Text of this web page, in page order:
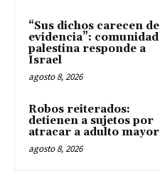
“Sus dichos carecen de
evidencia”: comunidad
palestina responde a
Israel
agosto 8, 2026
Robos reiterados:
detienen a sujetos por
atracar a adulto mayor
agosto 8, 2026